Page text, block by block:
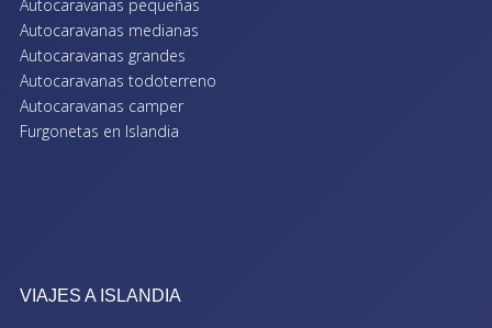
Autocaravanas pequeñas
Autocaravanas medianas
Autocaravanas grandes
Autocaravanas todoterreno
Autocaravanas camper
Furgonetas en Islandia
VIAJES A ISLANDIA